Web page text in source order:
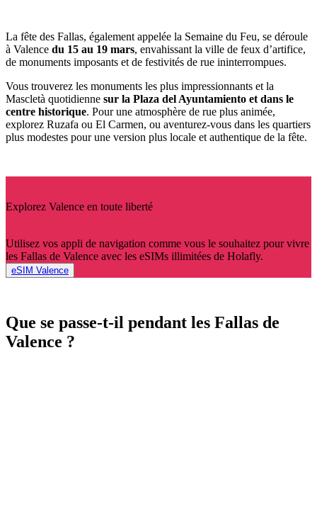
La fête des Fallas, également appelée la Semaine du Feu, se déroule
à Valence du 15 au 19 mars, envahissant la ville de feux d’artifice,
de monuments imposants et de festivités de rue ininterrompues.
Vous trouverez les monuments les plus impressionnants et la
Mascletà quotidienne sur la Plaza del Ayuntamiento et dans le
centre historique. Pour une atmosphère de rue plus animée,
explorez Ruzafa ou El Carmen, ou aventurez-vous dans les quartiers
plus modestes pour une version plus locale et authentique de la fête.
Explorez Valence en toute liberté
Utilisez vos appli de navigation comme vous le souhaitez pour vivre
les Fallas de Valence avec les eSIMs illimitées de Holafly.
eSIM Valence
Que se passe-t-il pendant les Fallas de
Valence ?